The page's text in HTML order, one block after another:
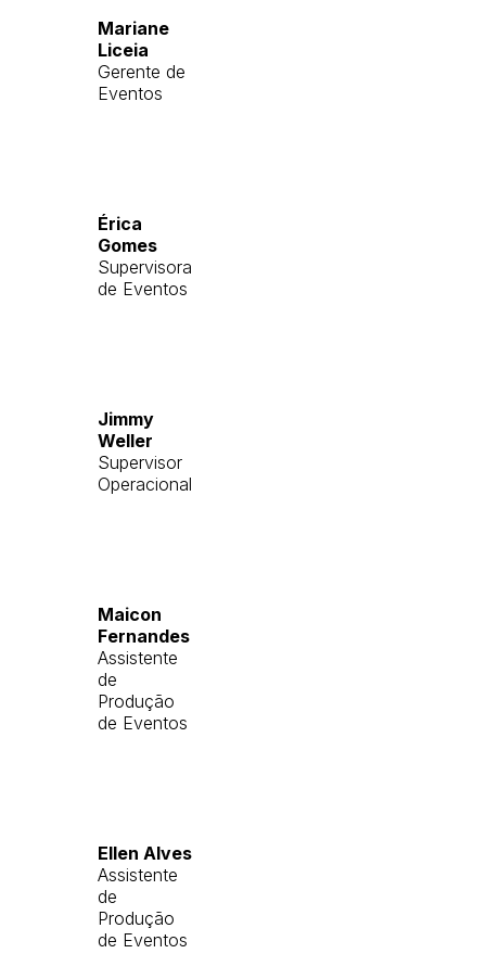
Mariane
Liceia
Gerente de
Eventos
Érica
Gomes
Supervisora
de Eventos
Jimmy
Weller
Supervisor
Operacional
Maicon
Fernandes
Assistente
de
Produção
de Eventos
Ellen Alves
Assistente
de
Produção
de Eventos